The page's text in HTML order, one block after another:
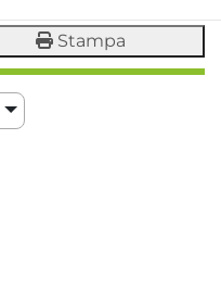
Stampa